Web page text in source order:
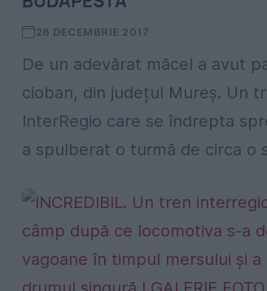
26 DECEMBRIE 2017
De un adevărat măcel a avut
cioban, din județul Mureș. Un
InterRegio care se îndrepta
a spulberat o turmă de circa o